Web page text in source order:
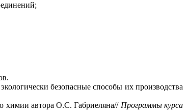
безопасные способы их производства
химии автора О.С. Габриеляна// Программы курса